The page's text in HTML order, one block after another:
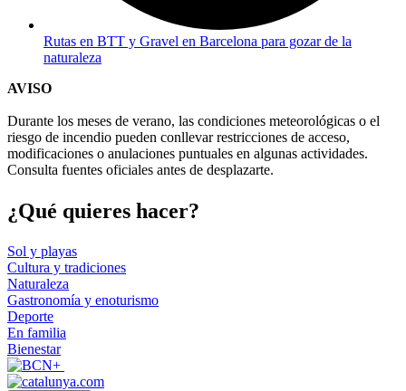
Rutas en BTT y Gravel en Barcelona para gozar de la
naturaleza
AVISO
Durante los meses de verano, las condiciones meteorológicas o el
riesgo de incendio pueden conllevar restricciones de acceso,
modificaciones o anulaciones puntuales en algunas actividades.
Consulta fuentes oficiales antes de desplazarte.
¿Qué quieres hacer?
Sol y playas
Cultura y tradiciones
Naturaleza
Gastronomía y enoturismo
Deporte
En familia
Bienestar